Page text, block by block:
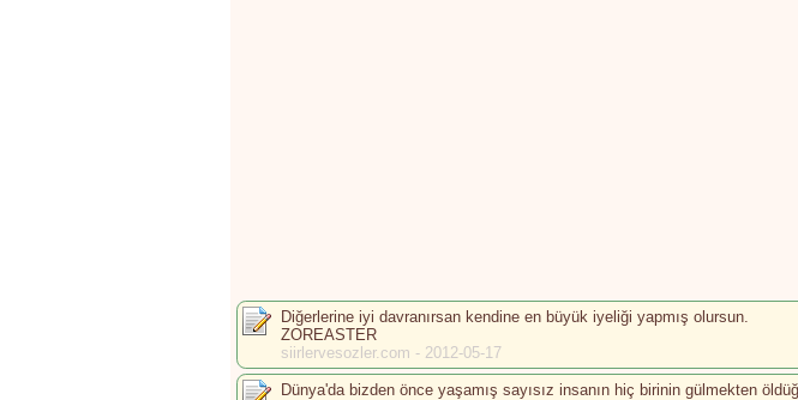
Diğerlerine iyi davranırsan kendine en büyük iyeliği yapmış olursun.
ZOREASTER
siirlervesozler.com - 2012-05-17
Dünya'da bizden önce yaşamış sayısız insanın hiç birinin gülmekten